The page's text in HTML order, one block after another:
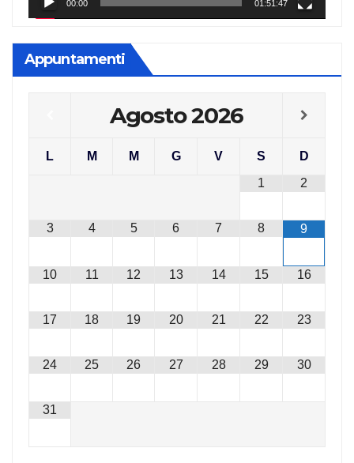
00:00 01:51:47
Appuntamenti
Agosto2026
L M M G V S
D
1
2
3 4 5 6 7 8 9
10 11 12 13 14 15 16
17 18 19 20 21 22 23
24 25 26 27 28 29 30
31